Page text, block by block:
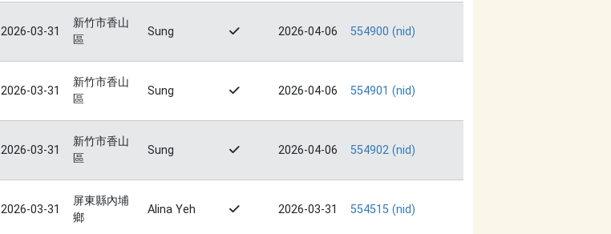
2026-03-31
新竹市香山
區
Sung 2026-04-06 554900 (nid)
2026-03-31
新竹市香山
區
Sung 2026-04-06 554901 (nid)
2026-03-31
新竹市香山
區
Sung 2026-04-06 554902 (nid)
2026-03-31
屏東縣內埔
鄉
Alina Yeh 2026-03-31 554515 (nid)